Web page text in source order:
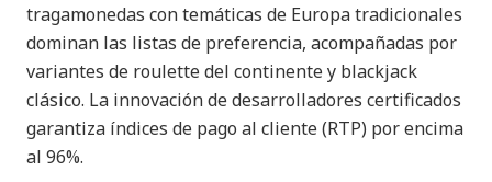
tragamonedas con temáticas de Europa tradicionales
dominan las listas de preferencia, acompañadas por
variantes de roulette del continente y blackjack
clásico. La innovación de desarrolladores certificados
garantiza índices de pago al cliente (RTP) por encima
al 96%.